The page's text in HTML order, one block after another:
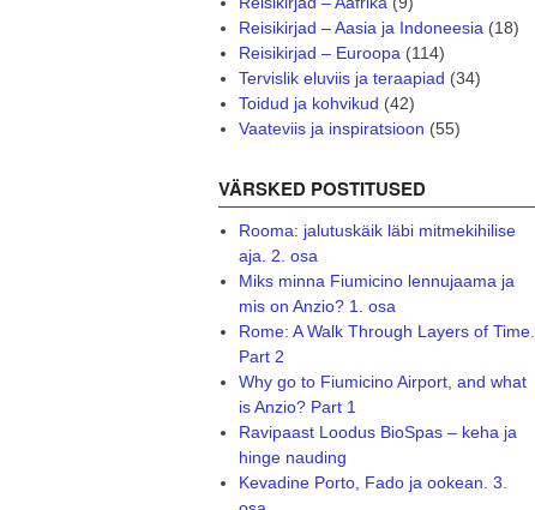
Reisikirjad – Aasia ja Indoneesia(18)
Reisikirjad – Euroopa(114)
Tervislik eluviis ja teraapiad (34)
Toidud ja kohvikud (42)
Vaateviis ja inspiratsioon (55)
VÄRSKED POSTITUSED
Rooma: jalutuskäik läbi mitmekihilise
aja. 2. osa
Miks minna Fiumicino lennujaama ja
mis on Anzio? 1. osa
Rome: A Walk Through Layers of Time.
Part 2
Why go to Fiumicino Airport, and what
is Anzio? Part 1
Ravipaast Loodus BioSpas – keha ja
hinge nauding
Kevadine Porto, Fado ja ookean. 3.